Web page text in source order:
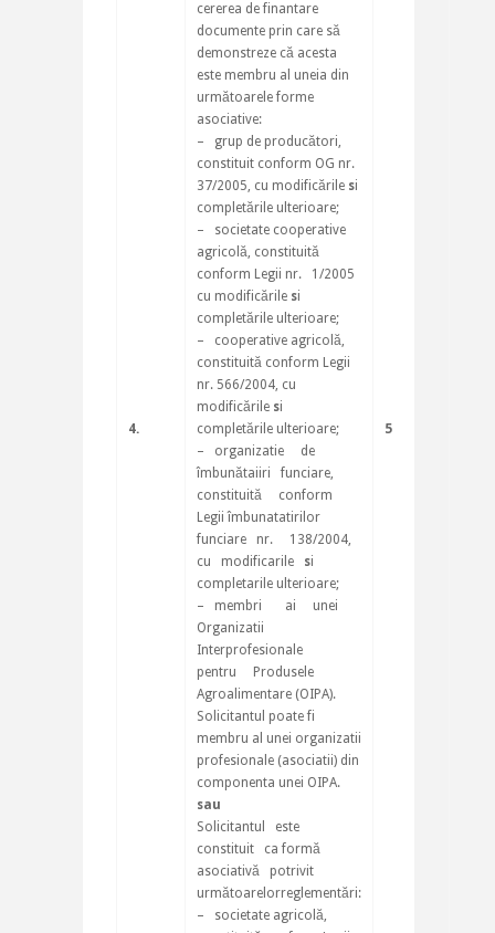
4.
cererea de finantare
documente prin care să
demonstreze că acesta
este membru al uneia din
următoarele forme
asociative:
– grup de producători,
constituit conform OG nr.
37/2005, cu modificările si
completările ulterioare;
– societate cooperative
agricolă, constituită
conform Legii nr. 1/2005
cu modificările si
completările ulterioare;
– cooperative agricolă,
constituită conform Legii
nr. 566/2004, cu
modificările si
completările ulterioare;
– organizatie de
îmbunătaiiri funciare,
constituită conform
Legii îmbunatatirilor
funciare nr. 138/2004,
cu modificarile
si
completarile ulterioare;
– membri ai unei
Organizatii
Interprofesionale
pentru Produsele
Agroalimentare (OIPA).
Solicitantul poate fi
membru al unei organizatii
profesionale (asociatii) din
componenta unei OIPA.
sau
Solicitantul este
constituit ca formă
asociativă potrivit
următoarelorreglementări:
– societate agricolă,
5